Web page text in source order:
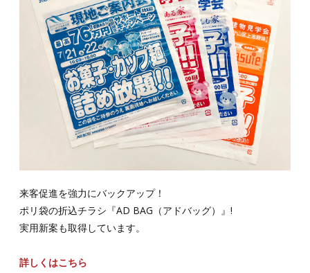
来客促進を強力にバックアップ！
ポリ袋の折込チラシ『AD BAG（アドバッグ）』!
実用新案も取得しています。
詳しくはこちら